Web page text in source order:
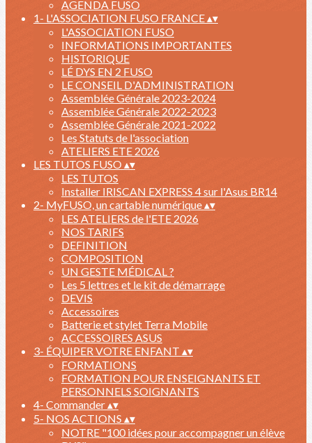
AGENDA FUSO
1- L'ASSOCIATION FUSO FRANCE▴▾
L'ASSOCIATION FUSO
INFORMATIONS IMPORTANTES
HISTORIQUE
LÉ DYS EN 2 FUSO
LE CONSEIL D'ADMINISTRATION
Assemblée Générale 2023-2024
Assemblée Générale 2022-2023
Assemblée Générale 2021-2022
Les Statuts de l'association
ATELIERS ETE 2026
LES TUTOS FUSO ▴▾
LES TUTOS
Installer IRISCAN EXPRESS 4 sur l'Asus BR14
2- MyFUSO, un cartable numérique▴▾
LES ATELIERS de l'ETE 2026
NOS TARIFS
DEFINITION
COMPOSITION
UN GESTE MÉDICAL ?
Les 5 lettres et le kit de démarrage
DEVIS
Accessoires
Batterie et stylet Terra Mobile
ACCESSOIRES ASUS
3- ÉQUIPER VOTRE ENFANT ▴▾
FORMATIONS
FORMATION POUR ENSEIGNANTS ET
PERSONNELS SOIGNANTS
4- Commander▴▾
5- NOS ACTIONS ▴▾
NOTRE "100 idées pour accompagner un élève